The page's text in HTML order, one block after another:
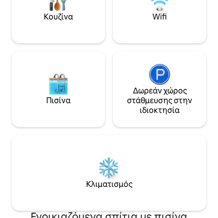
τηλεοράσεις LG OLED, σύστημα
παιχνιδιών streaming & PS5,
αυτοκινήτου Tesla. Πλήρως
χώρου. Έτοιμοι για παιχνίδι!
φρέσκο ψάρι.
σαλόνι, μεγάλη
πλήρως
στην παραλία
Κουζίνα Wifi
Πισίνα
Δωρεάν χώρος
στάθμευσης στην
ιδιοκτησία
Κλιματισμός